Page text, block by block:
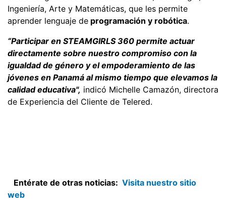
Ingeniería, Arte y Matemáticas, que les permite
aprender lenguaje de programación y robótica.
“Participar en STEAMGIRLS 360 permite actuar
directamente sobre nuestro compromiso con la
igualdad de género y el empoderamiento de las
jóvenes en Panamá al mismo tiempo que elevamos la
calidad educativa", indicó Michelle Camazón, directora
de Experiencia del Cliente de Telered.
Entérate de otras noticias: Visita nuestro sitio
web